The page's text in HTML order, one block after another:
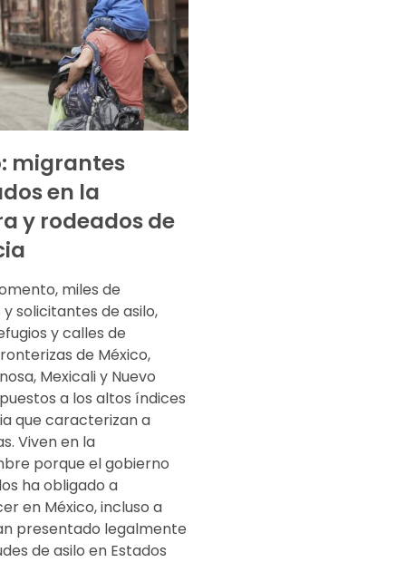
migrantes
en la
y rodeados de
miles de
solicitantes de asilo,
y calles de
de México,
Mexicali y Nuevo
a los altos índices
que caracterizan a
Viven en la
porque el gobierno
los ha obligado a
en México, incluso a
presentado legalmente
de asilo en Estados